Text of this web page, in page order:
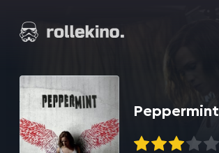
suoraan
Elokuvat ja elokuva-arviot | Rollekino.fi
jälkeen.
Peppermint